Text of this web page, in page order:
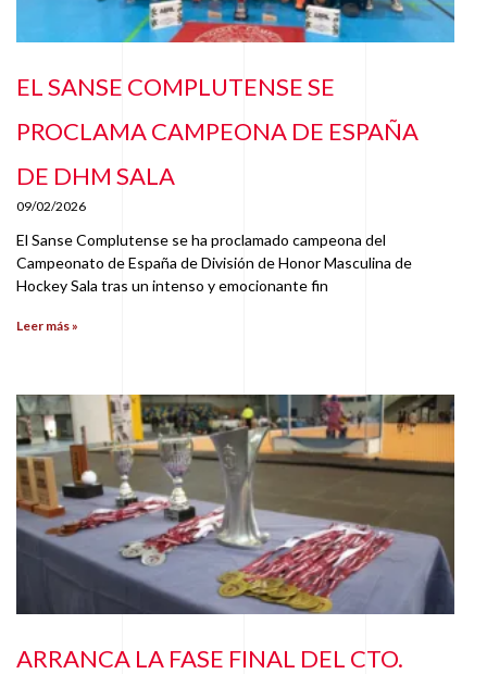
EL SANSE COMPLUTENSE SE
PROCLAMA CAMPEONA DE ESPAÑA
DE DHM SALA
09/02/2026
El Sanse Complutense se ha proclamado campeona del
Campeonato de España de División de Honor Masculina de
Hockey Sala tras un intenso y emocionante fin
Leer más »
ARRANCA LA FASE FINAL DEL CTO.